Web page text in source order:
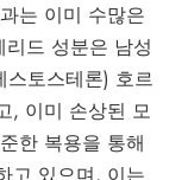
는 이미 수많은
드 성분은 남성
토스테론) 호르
, 이미 손상된 모
한 복용을 통해